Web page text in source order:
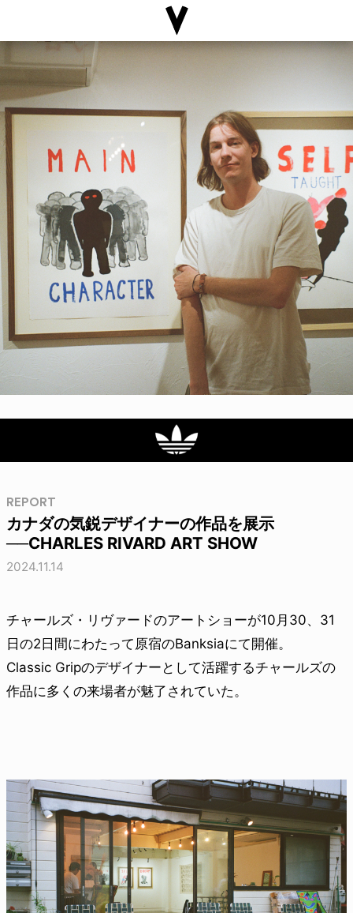
REPORT
カナダの気鋭デザイナーの作品を展示
──CHARLES RIVARD ART SHOW
2024.11.14
チャールズ・リヴァードのアートショーが10月30、31
日の2日間にわたって原宿のBanksiaにて開催。
Classic Gripのデザイナーとして活躍するチャールズの
作品に多くの来場者が魅了されていた。